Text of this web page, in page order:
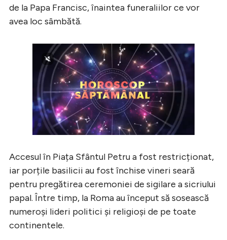
de la Papa Francisc, înaintea funeraliilor ce vor
avea loc sâmbătă.
Accesul în Piața Sfântul Petru a fost restricționat,
iar porțile basilicii au fost închise vineri seară
pentru pregătirea ceremoniei de sigilare a sicriului
papal. Între timp, la Roma au început să sosească
numeroși lideri politici și religioși de pe toate
continentele.